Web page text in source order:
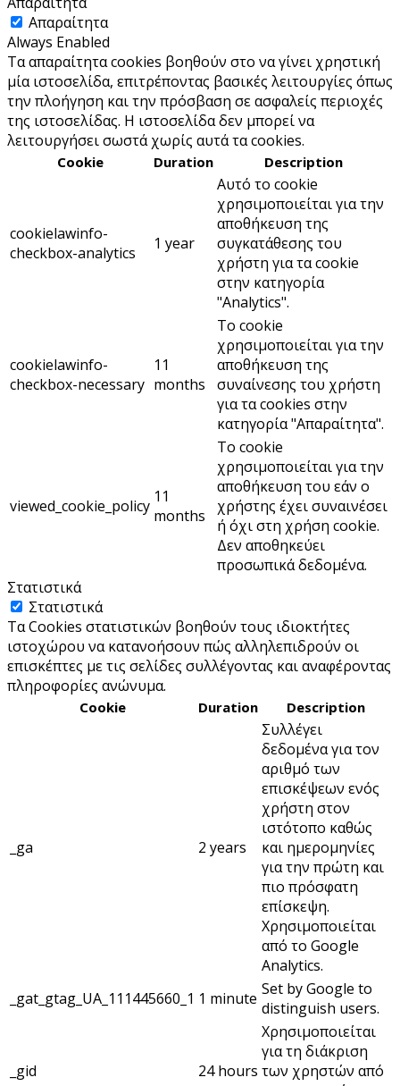
Απαραίτητα
Always Enabled
Τα απαραίτητα cookies βοηθούν στο να γίνει χρηστική
μία ιστοσελίδα, επιτρέποντας βασικές λειτουργίες όπως
την πλοήγηση και την πρόσβαση σε ασφαλείς περιοχές
της ιστοσελίδας. Η ιστοσελίδα δεν μπορεί να
λειτουργήσει σωστά χωρίς αυτά τα cookies.
Cookie Duration Description
cookielawinfo-
checkbox-analytics
1 year
Αυτό το cookie
χρησιμοποιείται για την
αποθήκευση της
συγκατάθεσης του
χρήστη για τα cookie
στην κατηγορία
"Analytics".
cookielawinfo-
checkbox-necessary
11
months
Το cookie
χρησιμοποιείται για την
αποθήκευση της
συναίνεσης του χρήστη
για τα cookies στην
κατηγορία "Απαραίτητα".
viewed_cookie_policy 11
months
Το cookie
χρησιμοποιείται για την
αποθήκευση του εάν ο
χρήστης έχει συναινέσει
ή όχι στη χρήση cookie.
Δεν αποθηκεύει
προσωπικά δεδομένα.
Στατιστικά
Στατιστικά
Τα Cookies στατιστικών βοηθούν τους ιδιοκτήτες
ιστοχώρου να κατανοήσουν πώς αλληλεπιδρούν οι
επισκέπτες με τις σελίδες συλλέγοντας και αναφέροντας
πληροφορίες ανώνυμα.
Cookie Duration Description
_ga 2 years
Συλλέγει
δεδομένα για τον
αριθμό των
επισκέψεων ενός
χρήστη στον
ιστότοπο καθώς
και ημερομηνίες
για την πρώτη και
πιο πρόσφατη
επίσκεψη.
Χρησιμοποιείται
από το Google
Analytics.
_gat_gtag_UA_111445660_1 1 minute Set by Google to
distinguish users.
_gid 24 hours
Χρησιμοποιείται
για τη διάκριση
των χρηστών από